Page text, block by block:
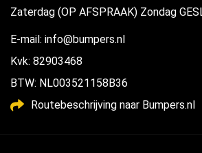
Zaterdag (OP AFSPRAAK) Zondag
E-mail: info@bumpers.nl
Kvk: 82903468
BTW: NL003521158B36
Routebeschrijving naar Bumpers.nl